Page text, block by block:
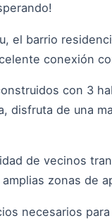
el barrio
conexión
con 3
disfruta de una
de vecinos
zonas de
necesarios